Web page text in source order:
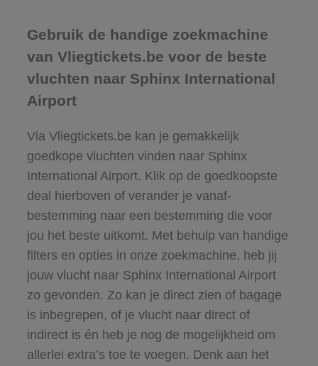
Gebruik de handige zoekmachine
van Vliegtickets.be voor de beste
vluchten naar Sphinx International
Airport
Via Vliegtickets.be kan je gemakkelijk
goedkope vluchten vinden naar Sphinx
International Airport. Klik op de goedkoopste
deal hierboven of verander je vanaf-
bestemming naar een bestemming die voor
jou het beste uitkomt. Met behulp van handige
filters en opties in onze zoekmachine, heb jij
jouw vlucht naar Sphinx International Airport
zo gevonden. Zo kan je direct zien of bagage
is inbegrepen, of je vlucht naar direct of
indirect is én heb je nog de mogelijkheid om
allerlei extra’s toe te voegen. Denk aan het